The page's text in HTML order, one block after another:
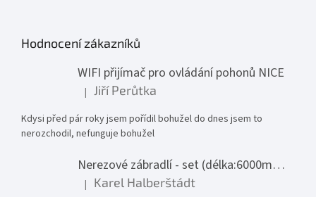
Hodnocení zákazníků
WIFI přijímač pro ovládání pohonů NICE
Hodnocení produktu je 1 z 5 hvězdiček.
| Jiří Perůtka
Kdysi před pár roky jsem pořídil bohužel do dnes jsem to
nerozchodil, nefunguje bohužel
Nerezové zábradlí - set (délka:6000mm x výška:1000mm)
Hodnocení produktu je 5 z 5 hvězdiček.
| Karel Halberštádt